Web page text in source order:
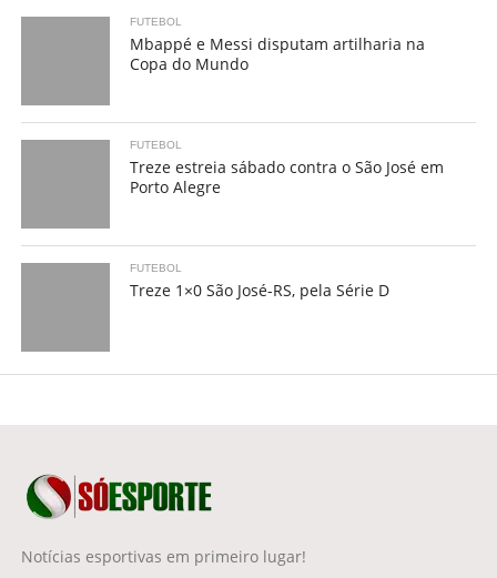
FUTEBOL
Mbappé e Messi disputam artilharia na
Copa do Mundo
FUTEBOL
Treze estreia sábado contra o São José em
Porto Alegre
FUTEBOL
Treze 1×0 São José-RS, pela Série D
Notícias esportivas em primeiro lugar!